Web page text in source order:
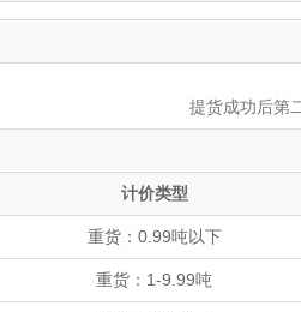
提货成功后第
计价类型
重货：0.99吨以下
重货：1-9.99吨